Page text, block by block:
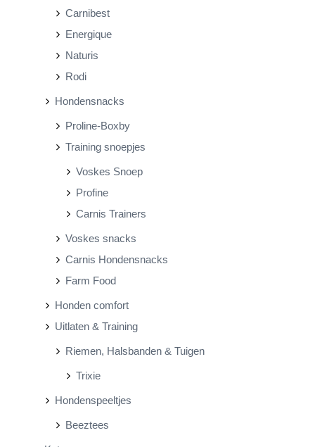
Carnibest
Energique
Naturis
Rodi
Hondensnacks
Proline-Boxby
Training snoepjes
Voskes Snoep
Profine
Carnis Trainers
Voskes snacks
Carnis Hondensnacks
Farm Food
Honden comfort
Uitlaten & Training
Riemen, Halsbanden & Tuigen
Trixie
Hondenspeeltjes
Beeztees